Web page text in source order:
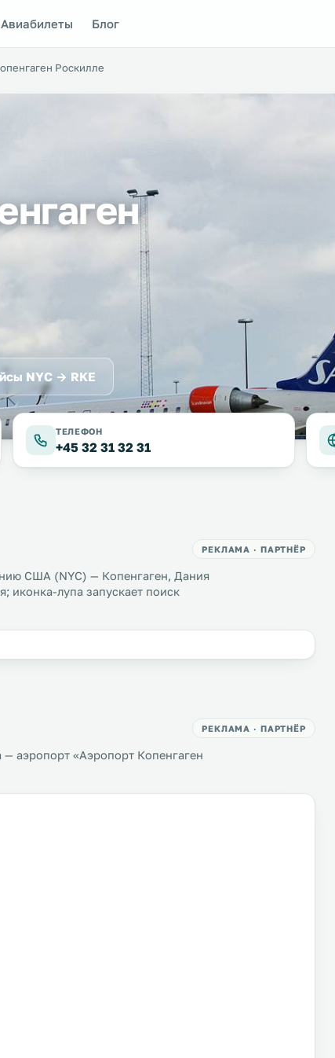
Авиабилеты Блог
Роскилле
NYC → RKE
ТЕЛЕФОН
+45 32 31 32 31
РЕКЛАМА · ПАРТНЁР
США (NYC) — Копенгаген, Дания
иконка-лупа запускает поиск
РЕКЛАМА · ПАРТНЁР
аэропорт «Аэропорт Копенгаген